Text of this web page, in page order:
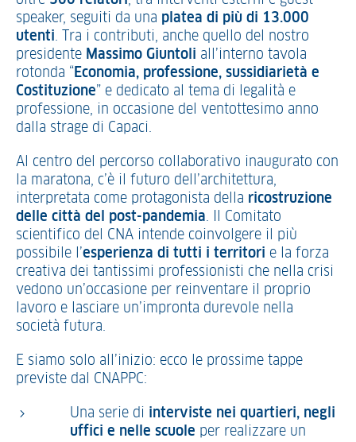
speaker, seguiti da una platea di più di 13.000
utenti. Tra i contributi, anche quello del nostro
presidente Massimo Giuntoli all’interno tavola
rotonda “Economia, professione, sussidiarietà e
Costituzione” e dedicato al tema di legalità e
professione, in occasione del ventottesimo anno
dalla strage di Capaci.
Al centro del percorso collaborativo inaugurato con
la maratona, c’è il futuro dell’architettura,
interpretata come protagonista della ricostruzione
delle città del post-pandemia. Il Comitato
scientifico del CNA intende coinvolgere il più
possibile l’esperienza di tutti i territori e la forza
creativa dei tantissimi professionisti che nella crisi
vedono un’occasione per reinventare il proprio
lavoro e lasciare un’impronta durevole nella
società futura.
E siamo solo all’inizio: ecco le prossime tappe
previste dal CNAPPC:
Una serie di interviste nei quartieri, negli
uffici e nelle scuole per realizzare un